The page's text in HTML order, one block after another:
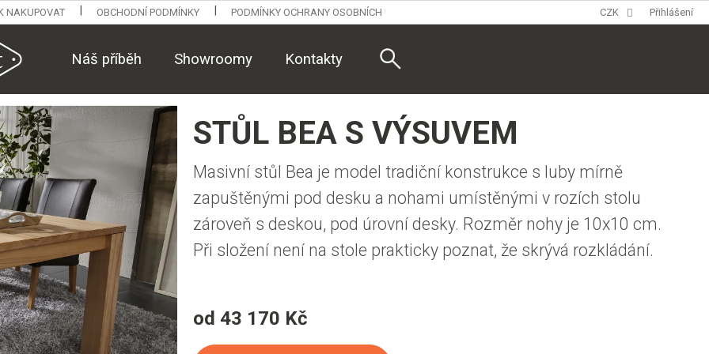
NAKUPOVAT OBCHODNÍ PODMÍNKY PODMÍNKY OCHRANY OSOBNÍCH ÚDAJŮ CZK Přihlášení
Náš příběh Showroomy Kontakty
STŮL BEA S VÝSUVEM
Masivní stůl Bea je model tradiční konstrukce s luby mírně
zapuštěnými pod desku a nohami umístěnými v rozích stolu
zároveň s deskou, pod úrovní desky. Rozměr nohy je 10x10 cm.
Při složení není na stole prakticky poznat, že skrývá rozkládání.
od 43 170 Kč
Měrná